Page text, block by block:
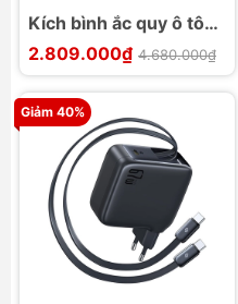
Kích bình ắc quy ô tô
siêu tụ điện Baseus
PrimeTrip VJ1 1200A
2.809.000₫ 4.680.000₫
Giảm 40%